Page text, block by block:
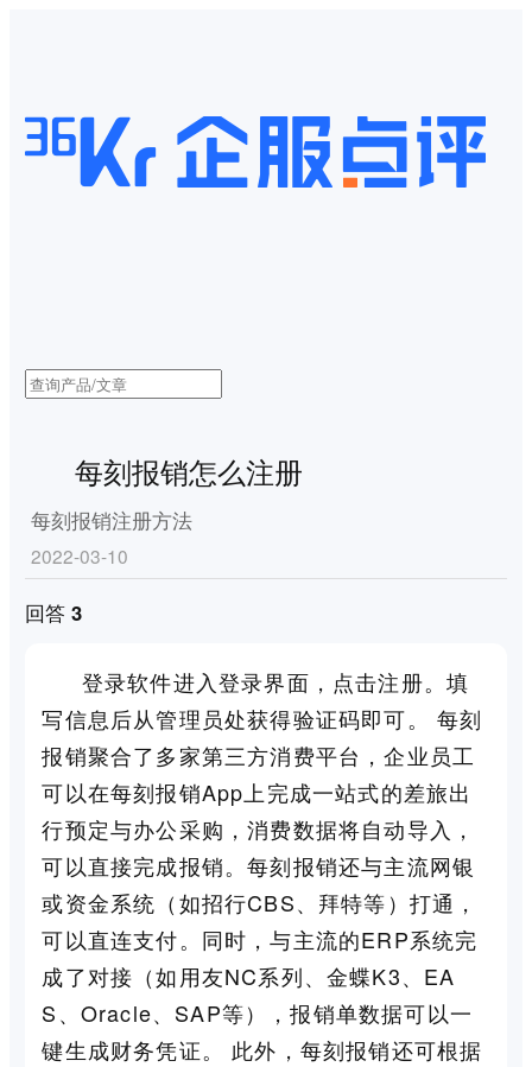
每刻报销怎么注册
每刻报销注册方法
2022-03-10
回答 3
登录软件进入登录界面，点击注册。填
写信息后从管理员处获得验证码即可。 每刻
报销聚合了多家第三方消费平台，企业员工
可以在每刻报销App上完成一站式的差旅出
行预定与办公采购，消费数据将自动导入，
可以直接完成报销。每刻报销还与主流网银
或资金系统（如招行CBS、拜特等）打通，
可以直连支付。同时，与主流的ERP系统完
成了对接（如用友NC系列、金蝶K3、EA
S、Oracle、SAP等），报销单数据可以一
键生成财务凭证。 此外，每刻报销还可根据